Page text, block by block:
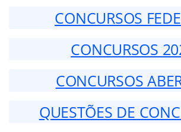
CONCURSOS
CONCURSOS
CONCURSOS
QUESTÕES DE